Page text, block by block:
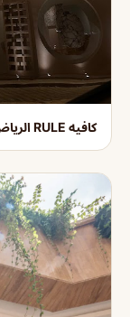
كافيه RULE الرياض (الأسعار + المنيو + الموقع )